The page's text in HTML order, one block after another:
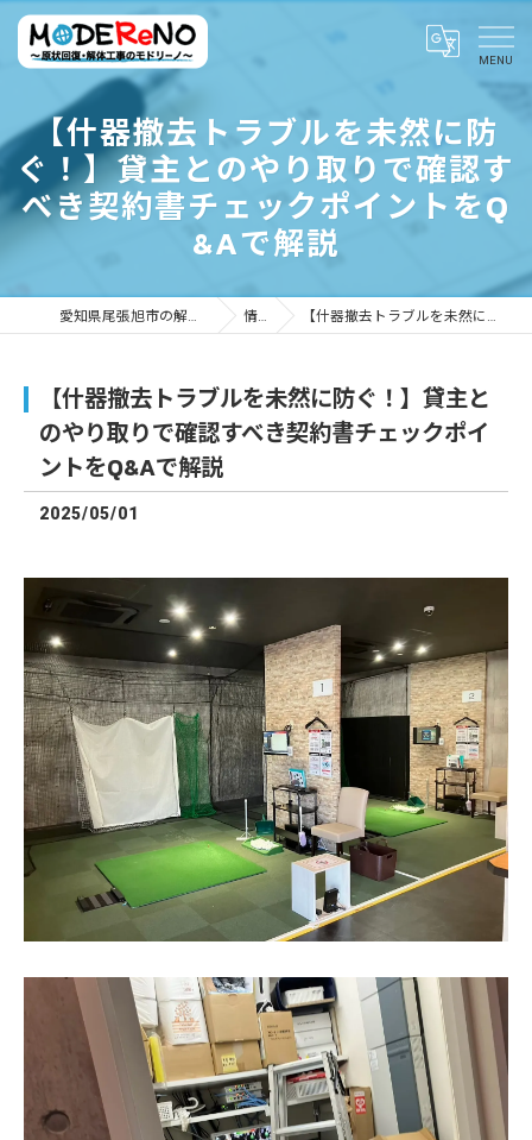
【什器撤去トラブルを未然に防
ぐ！】貸主とのやり取りで確認す
べき契約書チェックポイントをQ
&Aで解説
愛知県尾張旭市の解体ならMODEReNO ～原状回復・解体工事のモドリーノ～ 情報ブログ 【什器撤去トラブルを未然に防ぐ！】貸主とのやり取りで確認すべき契約書チェックポイントをQ&Aで解説
【什器撤去トラブルを未然に防ぐ！】貸主と
のやり取りで確認すべき契約書チェックポイ
ントをQ&Aで解説
2025/05/01